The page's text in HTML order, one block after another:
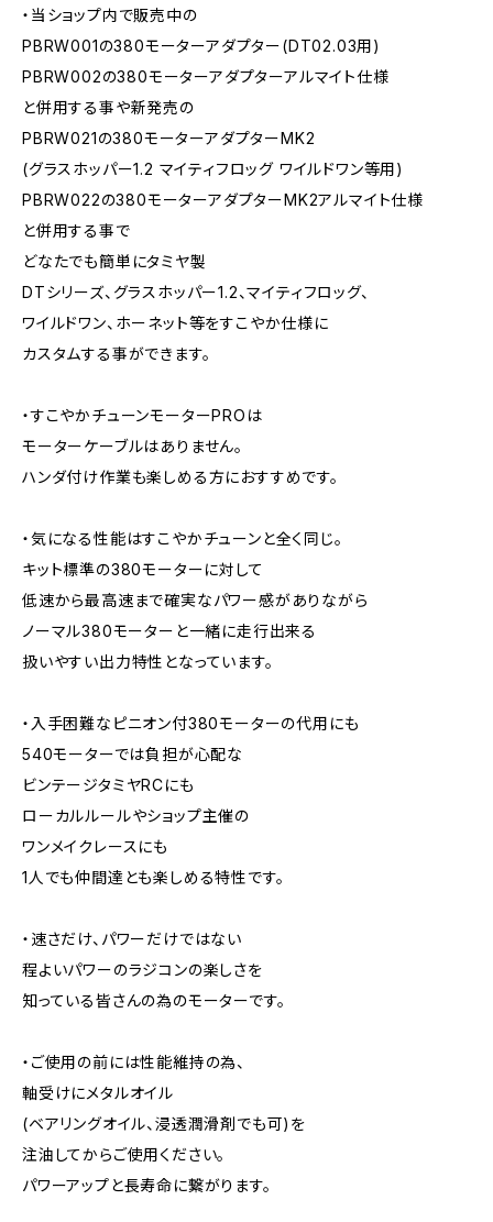
・当ショップ内で販売中の
PBRW001の380モーターアダプター(DT02.03用)
PBRW002の380モーターアダプターアルマイト仕様
と併用する事や新発売の
PBRW021の380モーターアダプターMK2
(グラスホッパー1.2 マイティフロッグ ワイルドワン等用)
PBRW022の380モーターアダプターMK2アルマイト仕様
と併用する事で
どなたでも簡単にタミヤ製
DTシリーズ、グラスホッパー1.2、マイティフロッグ、
ワイルドワン、ホーネット等をすこやか仕様に
カスタムする事ができます。
・すこやかチューンモーターPROは
モーターケーブルはありません。
ハンダ付け作業も楽しめる方におすすめです。
・気になる性能はすこやかチューンと全く同じ。
キット標準の380モーターに対して
低速から最高速まで確実なパワー感がありながら
ノーマル380モーターと一緒に走行出来る
扱いやすい出力特性となっています。
・入手困難なピニオン付380モーターの代用にも
540モーターでは負担が心配な
ビンテージタミヤRCにも
ローカルルールやショップ主催の
ワンメイクレースにも
1人でも仲間達とも楽しめる特性です。
・速さだけ、パワーだけではない
程よいパワーのラジコンの楽しさを
知っている皆さんの為のモーターです。
・ご使用の前には性能維持の為、
軸受けにメタルオイル
(ベアリングオイル、浸透潤滑剤でも可)を
注油してからご使用ください。
パワーアップと長寿命に繋がります。